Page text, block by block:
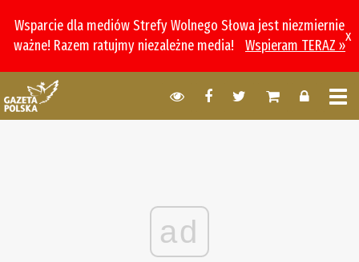
Wsparcie dla mediów Strefy Wolnego Słowa jest niezmiernie
ważne! Razem ratujmy niezależne media!
Wspieram TERAZ »
x
ad